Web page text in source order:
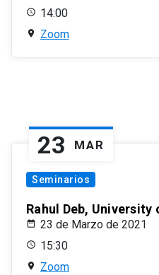
14:00
Zoom
23 MAR
Seminarios
Rahul Deb, University
23 de Marzo de 2021
15:30
Zoom